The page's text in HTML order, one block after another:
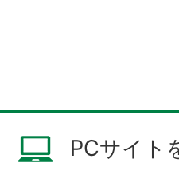
PCサイト